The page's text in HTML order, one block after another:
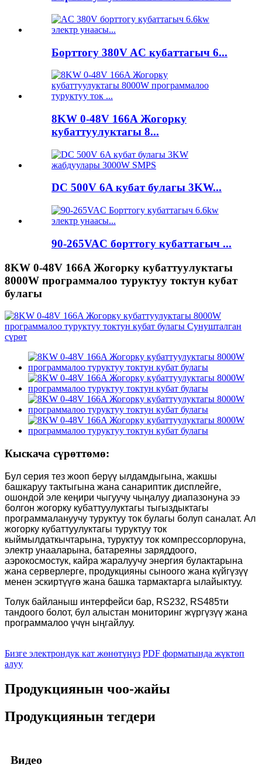
Борттогу 380V AC кубаттагыч 6...
8KW 0-48V 166A Жогорку
кубаттуулуктагы 8...
DC 500V 6A кубат булагы 3KW...
90-265VAC борттогу кубаттагыч ...
8KW 0-48V 166A Жогорку кубаттуулуктагы
8000W программалоо туруктуу токтун кубат
булагы
Кыскача сүрөттөмө:
Бул серия тез жооп берүү ылдамдыгына, жакшы
башкаруу тактыгына жана санариптик дисплейге,
ошондой эле кеңири чыгуучу чыңалуу диапазонуна ээ
болгон жогорку кубаттуулуктагы тыгыздыктагы
программалануучу туруктуу ток булагы болуп саналат. Ал
жогорку кубаттуулуктагы туруктуу ток
кыймылдаткычтарына, туруктуу ток компрессорлоруна,
электр унааларына, батареяны заряддоого,
аэрокосмостук, кайра жаралуучу энергия булактарына
жана серверлерге, продукцияны сыноого жана күйгүзүү
менен эскиртүүгө жана башка тармактарга ылайыктуу.
Толук байланыш интерфейси бар, RS232, RS485ти
тандоого болот, бул алыстан мониторинг жүргүзүү жана
программалоо үчүн ыңгайлуу.
Бизге электрондук кат жөнөтүңүз PDF форматында жүктөп
алуу
Продукциянын чоо-жайы
Продукциянын тегдери
Видео